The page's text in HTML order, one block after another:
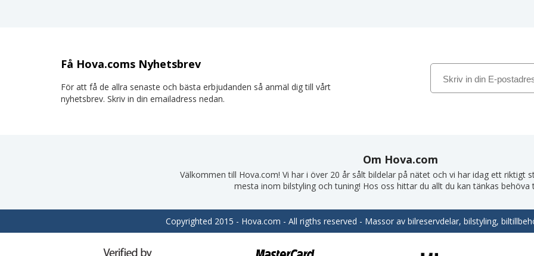
Få Hova.coms Nyhetsbrev
För att få de allra senaste och bästa erbjudanden så anmäl dig till vårt
nyhetsbrev. Skriv in din emailadress nedan.
Om Hova.com
Välkommen till Hova.com! Vi har i över 20 år sålt bildelar på nätet och vi har idag ett riktigt
mesta inom bilstyling och tuning! Hos oss hittar du allt du kan tänkas behöva
Copyrighted 2015 - Hova.com - All rigths reserved - Massor av bilreservdelar, bilstyling,